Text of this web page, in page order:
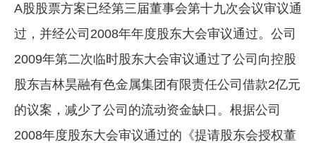
《资源再生》杂志
数字报
A股股票方案已经第三届董事会第十九次会议审议通
过，并经公司2008年年度股东大会审议通过。公司
2009年第二次临时股东大会审议通过了公司向控股
股东吉林昊融有色金属集团有限责任公司借款2亿元
的议案，减少了公司的流动资金缺口。根据公司
2008年度股东大会审议通过的《提请股东会授权董